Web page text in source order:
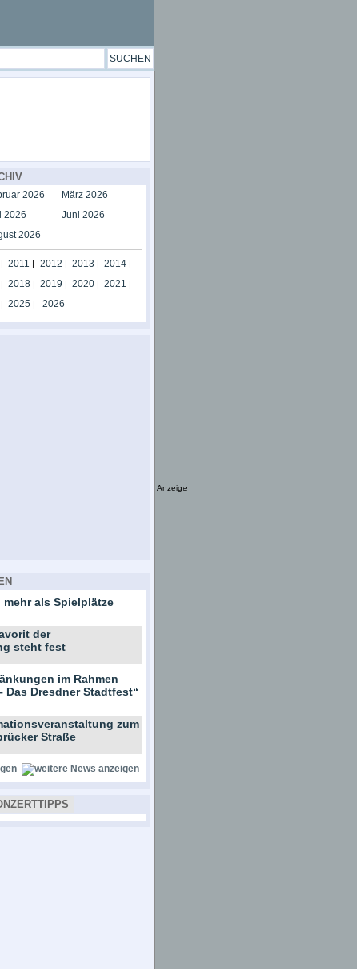
2026
März 2026
2026
Juni 2026
2026
2011 | 2012 | 2013 | 2014|
| 2018| 2019 | 2020| 2021 |
2025| 2026
als Spielplätze
der
steht fest
im Rahmen
Das Dresdner Stadtfest“
zum
Straße
Anzeige